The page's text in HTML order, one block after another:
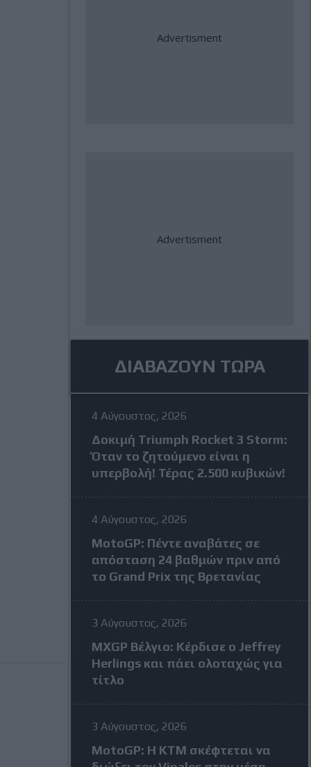
ΔΙΑΒΑΖΟΥΝ ΤΩΡΑ
4 Αύγουστος, 2026
Δοκιμή Triumph Rocket 3 Storm:
Όταν το ζητούμενο είναι η
υπερβολή! Τέρας 2.500 κυβικών!
4 Αύγουστος, 2026
MotoGP: Πέντε αναβάτες σε
απόσταση 24 βαθμών πριν από
το Grand Prix της Βρετανίας
3 Αύγουστος, 2026
MXGP Βέλγιο: Κέρδισε ο Jeffrey
Herlings και πάει ολοταχώς για
τίτλο
3 Αύγουστος, 2026
MotoGP: Η KTM σκέφτεται να